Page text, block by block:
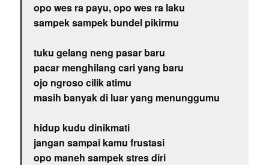
opo wes ra payu, opo wes ra laku
sampek sampek bundel pikirmu
tuku gelang neng pasar baru
pacar menghilang cari yang baru
ojo ngroso cilik atimu
masih banyak di luar yang menunggumu
hidup kudu dinikmati
jangan sampai kamu frustasi
opo maneh sampek stres diri